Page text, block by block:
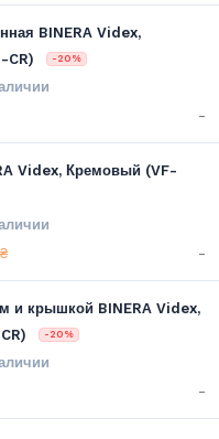
BINERA Videx,
CR)
-20%
-
Videx, Кремовый (VF-
₴ -
и крышкой BINERA Videx,
-20%
-